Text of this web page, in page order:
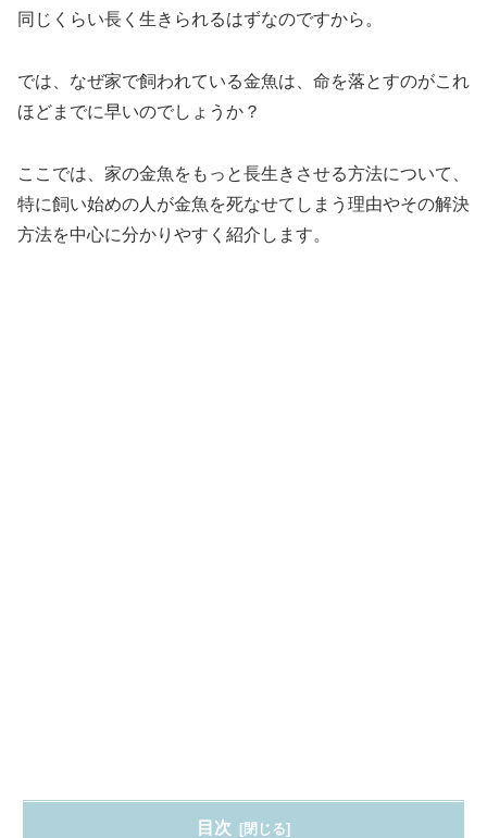
同じくらい長く生きられるはずなのですから。
では、なぜ家で飼われている金魚は、命を落とすのがこれ
ほどまでに早いのでしょうか？
ここでは、家の金魚をもっと長生きさせる方法について、
特に飼い始めの人が金魚を死なせてしまう理由やその解決
方法を中心に分かりやすく紹介します。
目次